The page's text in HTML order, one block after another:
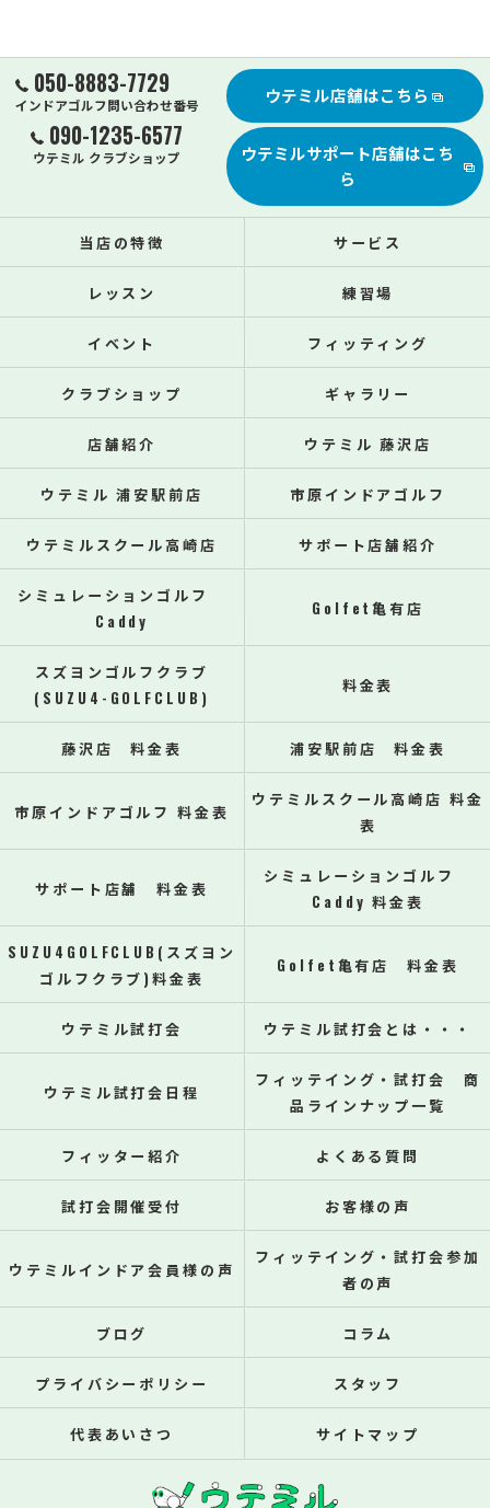
050-8883-7729
インドアゴルフ問い合わせ番号
090-1235-6577
ウテミル クラブショップ
ウテミル店舗はこちら
ウテミルサポート店舗はこち
ら
当店の特徴 サービス
レッスン 練習場
イベント フィッティング
クラブショップ ギャラリー
店舗紹介 ウテミル 藤沢店
ウテミル 浦安駅前店 市原インドアゴルフ
ウテミルスクール高崎店 サポート店舗紹介
シミュレーションゴルフ
Caddy
Golfet亀有店
スズヨンゴルフクラブ
(SUZU4-GOLFCLUB)
料金表
藤沢店 料金表 浦安駅前店 料金表
市原インドアゴルフ 料金表
ウテミルスクール高崎店 料金
表
サポート店舗 料金表
シミュレーションゴルフ
Caddy 料金表
SUZU4GOLFCLUB(スズヨン
ゴルフクラブ)料金表
Golfet亀有店 料金表
ウテミル試打会 ウテミル試打会とは・・・
ウテミル試打会日程
フィッテイング・試打会 商
品ラインナップ一覧
フィッター紹介 よくある質問
試打会開催受付 お客様の声
ウテミルインドア会員様の声
フィッテイング・試打会参加
者の声
ブログ コラム
プライバシーポリシー スタッフ
代表あいさつ サイトマップ